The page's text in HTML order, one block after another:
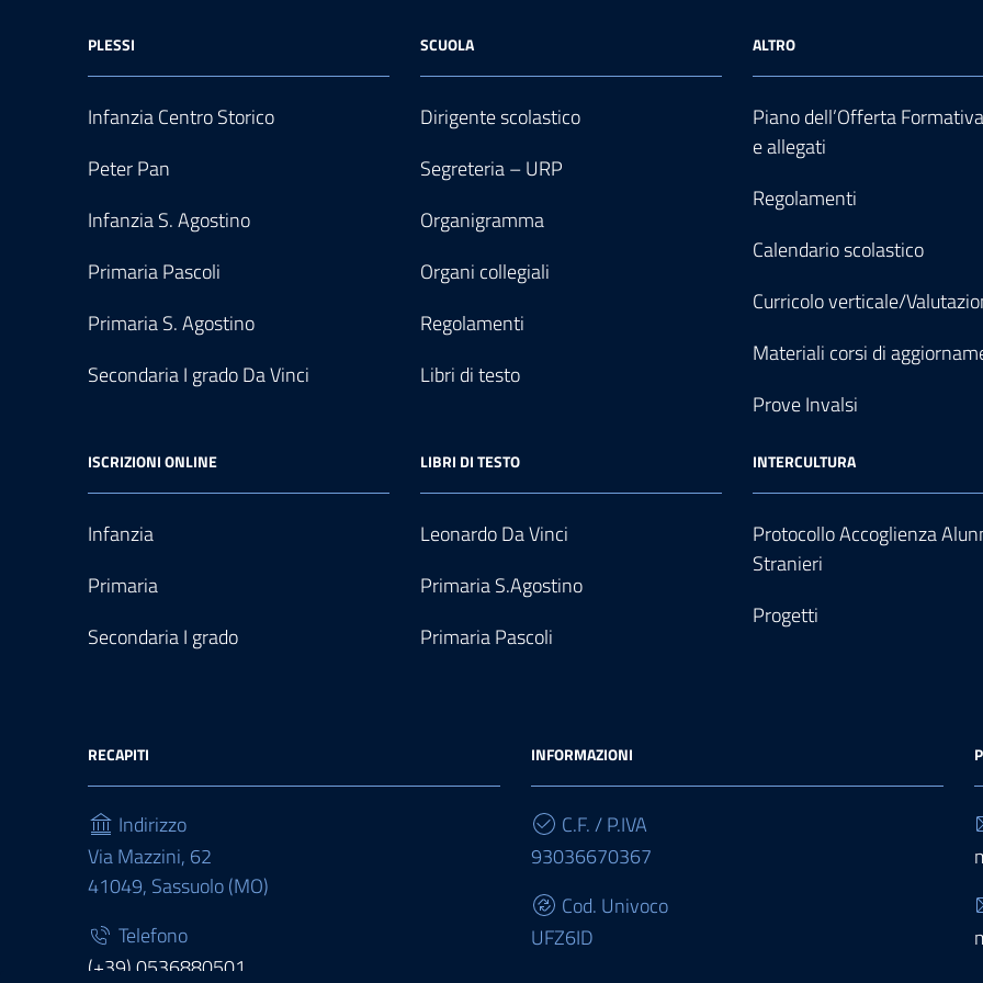
PLESSI
Infanzia Centro Storico
Peter Pan
Infanzia S. Agostino
Primaria Pascoli
Primaria S. Agostino
Secondaria I grado Da Vinci
SCUOLA
Dirigente scolastico
Segreteria – URP
Organigramma
Organi collegiali
Regolamenti
Libri di testo
ALTRO
Piano dell’Offerta
e allegati
Regolamenti
Calendario scolastico
Curricolo verticale/
Materiali corsi di
Prove Invalsi
ISCRIZIONI ONLINE
Infanzia
Primaria
Secondaria I grado
LIBRI DI TESTO
Leonardo Da Vinci
Primaria S.Agostino
Primaria Pascoli
INTERCULTURA
Protocollo Accoglienza
Stranieri
Progetti
RECAPITI
Indirizzo
Via Mazzini, 62
41049, Sassuolo (MO)
Telefono
(+39) 0536880501
INFORMAZIONI
C.F. / P.IVA
93036670367
Cod. Univoco
UFZ6ID